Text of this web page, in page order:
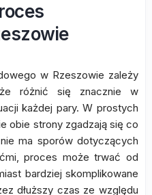
w Rzeszowie zależy
różnić się znacznie w
każdej pary. W prostych
obie strony zgadzają się co
ma sporów dotyczących
proces może trwać od
bardziej skomplikowane
dłuższy czas ze względu